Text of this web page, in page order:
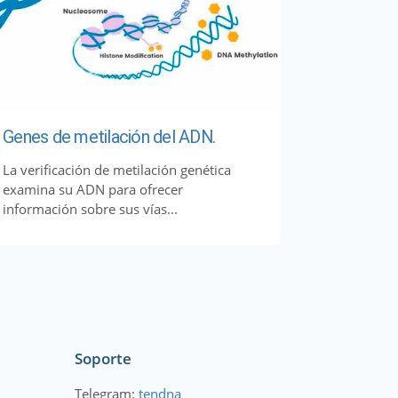
Genes de metilación del ADN.
La verificación de metilación genética
examina su ADN para ofrecer
información sobre sus vías...
Soporte
Telegram: tendna